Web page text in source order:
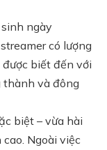
ngày
có lượng
biết đến với
thành và đông
biệt – vừa hài
Ngoài việc